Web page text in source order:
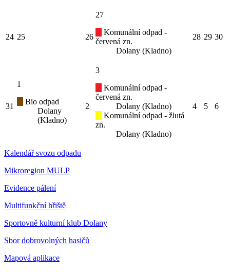
24 25 26
27
Komunální odpad -
červená zn.
Dolany (Kladno)
28 29 30
31
1
Bio odpad
Dolany
(Kladno)
2
3
Komunální odpad -
červená zn.
Dolany (Kladno)
Komunální odpad - žlutá
zn.
Dolany (Kladno)
4 5 6
Kalendář svozu odpadu
Mikroregion MULP
Evidence pálení
Multifunkční hřiště
Sportovně kulturní klub Dolany
Sbor dobrovolných hasičů
Mapová aplikace